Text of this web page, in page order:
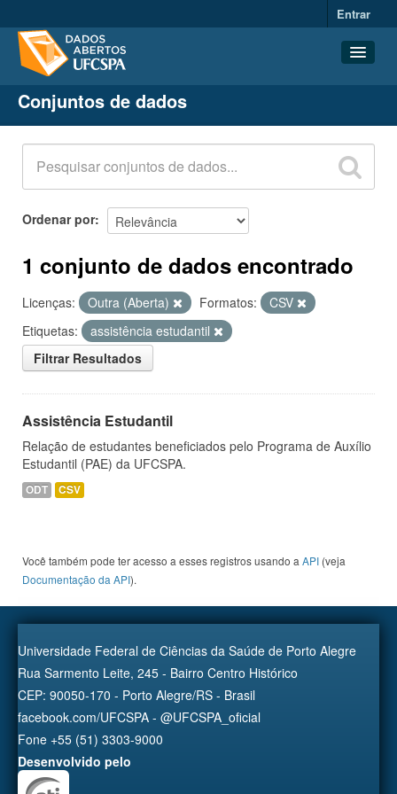
Entrar
Conjuntos de dados
Organizações
Grupos
Sobre
Conjuntos de dados
Ordenar por
1 conjunto de dados encontrado
Licenças: Outra (Aberta) Formatos:
CSV
Etiquetas:
assistência estudantil
Filtrar Resultados
Assistência Estudantil
Relação de estudantes beneficiados pelo Programa de Auxílio
Estudantil (PAE) da UFCSPA.
ODT CSV
Você também pode ter acesso a esses registros usando a API (veja
Documentação da API).
Universidade Federal de Ciências da Saúde de Porto Alegre
Rua Sarmento Leite, 245 - Bairro Centro Histórico
CEP: 90050-170 - Porto Alegre/RS - Brasil
facebook.com/UFCSPA - @UFCSPA_oficial
Fone +55 (51) 3303-9000
Desenvolvido pelo